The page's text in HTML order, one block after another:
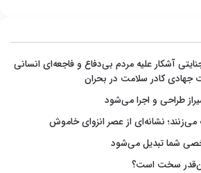
آشکار علیه مردم بی‌دفاع و فاجعه‌ای انسانی
جهادی کادر سلامت در بحران
طراحی و اجرا می‌شود
نشانه‌ای از عصر انزوای خاموش
شما تبدیل می‌شود
سخت است؟